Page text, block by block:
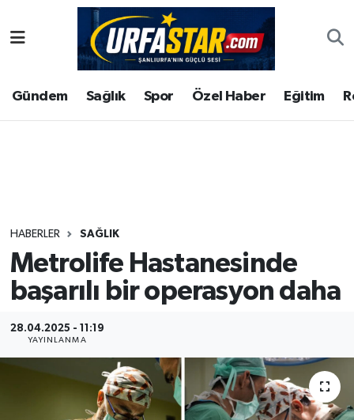
Gündem Sağlık Spor Özel Haber Eğitim
HABERLER SAĞLIK
Metrolife Hastanesinde
başarılı bir operasyon daha
28.04.2025 - 11:19
YAYINLANMA
ASAYİS
ÇEVRE
Gündem
Kültür
Magazin
Şanlıurfa Nöbetçi Eczaneler
Şanlıurfa Hava Durumu
Tüm Manşetler
Son Dakika Haberleri
Haber Arşivi